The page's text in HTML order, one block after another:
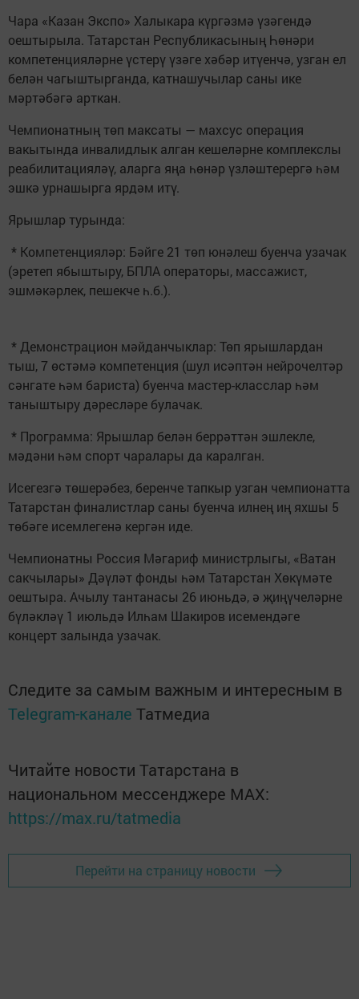
Чара «Казан Экспо» Халыкара күргәзмә үзәгендә
оештырыла. Татарстан Республикасының Һөнәри
компетенцияләрне үстерү үзәге хәбәр итүенчә, узган ел
белән чагыштырганда, катнашучылар саны ике
мәртәбәгә арткан.
Чемпионатның төп максаты — махсус операция
вакытында инвалидлык алган кешеләрне комплекслы
реабилитацияләү, аларга яңа һөнәр үзләштерергә һәм
эшкә урнашырга ярдәм итү.
Ярышлар турында:
* Компетенцияләр: Бәйге 21 төп юнәлеш буенча узачак
(эретеп ябыштыру, БПЛА операторы, массажист,
эшмәкәрлек, пешекче һ.б.).
* Демонстрацион мәйданчыклар: Төп ярышлардан
тыш, 7 өстәмә компетенция (шул исәптән нейрочелтәр
сәнгате һәм бариста) буенча мастер-класслар һәм
таныштыру дәресләре булачак.
* Программа: Ярышлар белән беррәттән эшлекле,
мәдәни һәм спорт чаралары да каралган.
Исегезгә төшерәбез, беренче тапкыр узган чемпионатта
Татарстан финалистлар саны буенча илнең иң яхшы 5
төбәге исемлегенә кергән иде.
Чемпионатны Россия Мәгариф министрлыгы, «Ватан
сакчылары» Дәүләт фонды һәм Татарстан Хөкүмәте
оештыра. Ачылу тантанасы 26 июньдә, ә җиңүчеләрне
бүләкләү 1 июльдә Илһам Шакиров исемендәге
концерт залында узачак.
Следите за самым важным и интересным в
Telegram-канале Татмедиа
Читайте новости Татарстана в
национальном мессенджере MАХ:
https://max.ru/tatmedia
Перейти на страницу новости